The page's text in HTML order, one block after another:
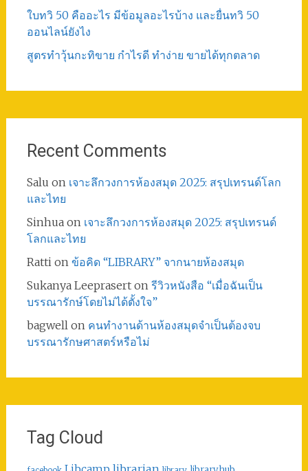
ใบทวิ 50 คืออะไร มีข้อมูลอะไรบ้าง และยื่นทวิ 50
ออนไลน์ยังไง
สูตรทําวุ้นกะทิขาย กำไรดี ทำง่าย ขายได้ทุกตลาด
Recent Comments
Salu on เจาะลึกวงการห้องสมุด 2025: สรุปเทรนด์โลก
และไทย
Sinhuaon เจาะลึกวงการห้องสมุด 2025: สรุปเทรนด์
โลกและไทย
Rattion ข้อคิด “LIBRARY” จากนายห้องสมุด
Sukanya Leepraserton รีวิวหนังสือ “เมื่อฉันเป็น
บรรณารักษ์โดยไม่ได้ตั้งใจ”
bagwellon คนทำงานด้านห้องสมุดจำเป็นต้องจบ
บรรณารักษศาสตร์หรือไม่
Tag Cloud